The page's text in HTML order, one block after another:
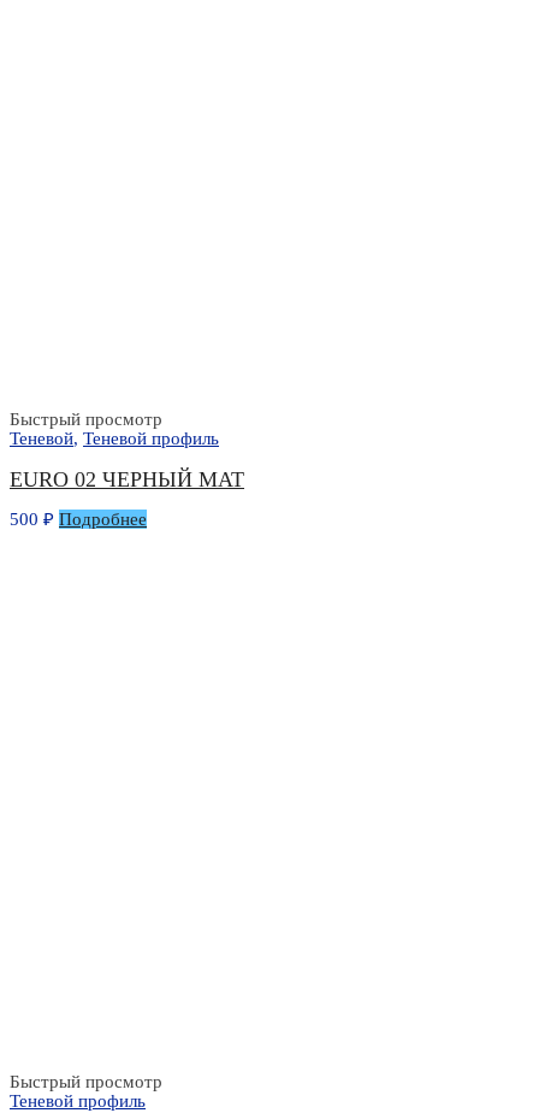
Быстрый просмотр
Теневой, Теневой профиль
EURO 02 ЧЕРНЫЙ МАТ
500 ₽ Подробнее
Быстрый просмотр
Теневой профиль